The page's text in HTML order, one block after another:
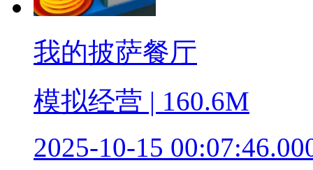
我的披萨餐厅
模拟经营 | 160.6M
2025-10-15